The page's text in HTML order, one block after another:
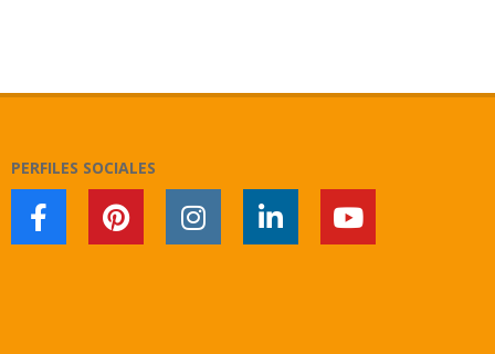
PERFILES SOCIALES